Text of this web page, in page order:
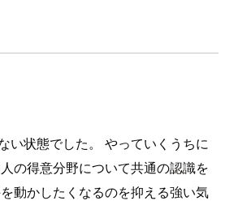
い状態でした。 やっていくうちに
の得意分野について共通の認識を
動かしたくなるのを抑える強い気